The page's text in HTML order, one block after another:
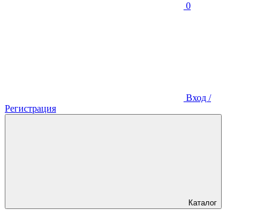
0
Вход /
Регистрация
Каталог